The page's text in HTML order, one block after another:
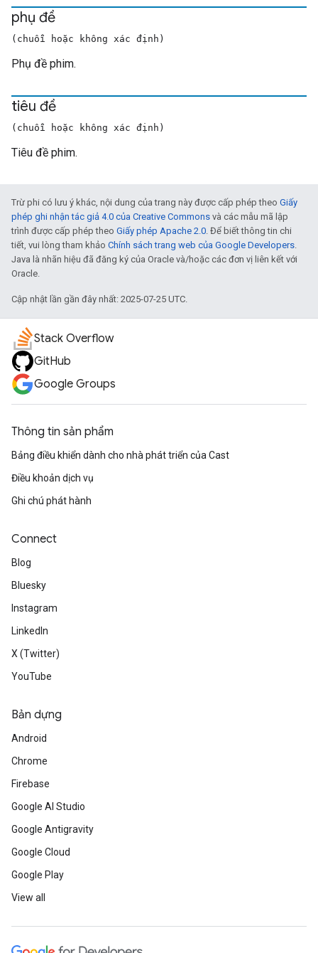
phụ đề
(chuỗi hoặc không xác định)
Phụ đề phim.
tiêu đề
(chuỗi hoặc không xác định)
Tiêu đề phim.
Trừ phi có lưu ý khác, nội dung của trang này được cấp phép theo Giấy
phép ghi nhận tác giả 4.0 của Creative Commons và các mẫu mã lập
trình được cấp phép theo Giấy phép Apache 2.0. Để biết thông tin chi
tiết, vui lòng tham khảo Chính sách trang web của Google Developers.
Java là nhãn hiệu đã đăng ký của Oracle và/hoặc các đơn vị liên kết với
Oracle.
Cập nhật lần gần đây nhất: 2025-07-25 UTC.
Stack Overflow
GitHub
Google Groups
Thông tin sản phẩm
Bảng điều khiển dành cho nhà phát triển của Cast
Điều khoản dịch vụ
Ghi chú phát hành
Connect
Blog
Bluesky
Instagram
LinkedIn
X (Twitter)
YouTube
Bản dựng
Android
Chrome
Firebase
Google AI Studio
Google Antigravity
Google Cloud
Google Play
View all